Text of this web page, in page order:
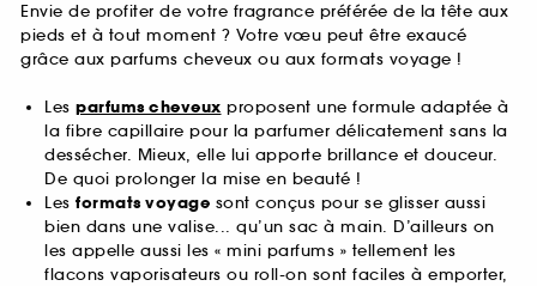
Envie de profiter de votre fragrance préférée de la tête aux
pieds et à tout moment ? Votre vœu peut être exaucé
grâce aux parfums cheveux ou aux formats voyage !
Les parfums cheveux proposent une formule adaptée à
la fibre capillaire pour la parfumer délicatement sans la
dessécher. Mieux, elle lui apporte brillance et douceur.
De quoi prolonger la mise en beauté !
Les formats voyage sont conçus pour se glisser aussi
bien dans une valise... qu’un sac à main. D’ailleurs on
les appelle aussi les « mini parfums » tellement les
flacons vaporisateurs ou roll-on sont faciles à emporter,